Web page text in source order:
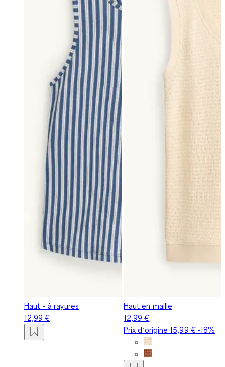
Haut - à rayures
12,99 €
Haut en maille
12,99 €
Prix d‘origine15,99 €-18%